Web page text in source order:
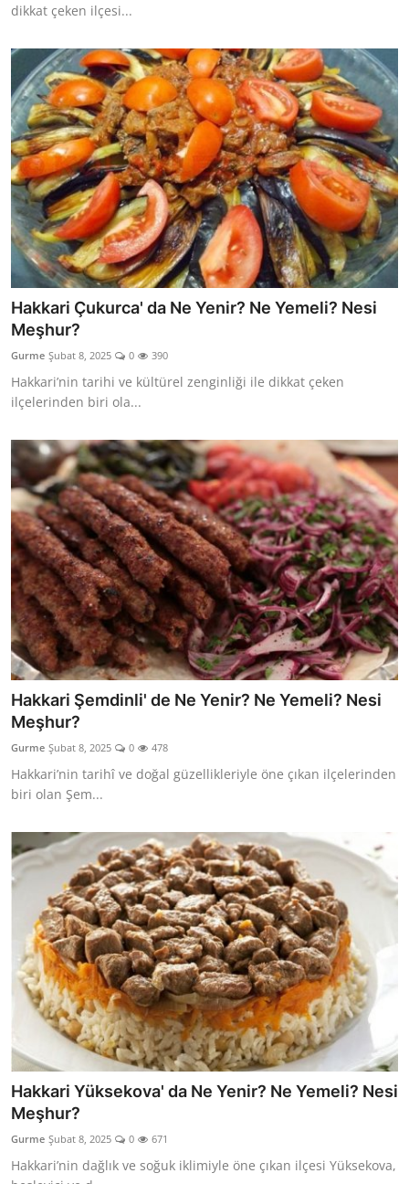
Mutfak Sırları & Teknikler
Gıda Sözlüğü & Nedir?
Yemek Tarifleri & Menüler
dikkat çeken ilçesi...
Hakkari Çukurca' da Ne Yenir? Ne Yemeli? Nesi
Meşhur?
Gurme Şubat 8, 2025 0 390
Hakkari’nin tarihi ve kültürel zenginliği ile dikkat çeken
ilçelerinden biri ola...
Hakkari Şemdinli' de Ne Yenir? Ne Yemeli? Nesi
Meşhur?
Gurme Şubat 8, 2025 0 478
Hakkari’nin tarihî ve doğal güzellikleriyle öne çıkan ilçelerinden
biri olan Şem...
Hakkari Yüksekova' da Ne Yenir? Ne Yemeli? Nesi
Meşhur?
Gurme Şubat 8, 2025 0 671
Hakkari’nin dağlık ve soğuk iklimiyle öne çıkan ilçesi Yüksekova,